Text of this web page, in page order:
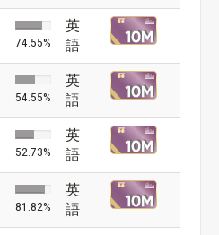
74.55%
英
語
54.55%
英
語
52.73%
英
語
81.82%
英
語